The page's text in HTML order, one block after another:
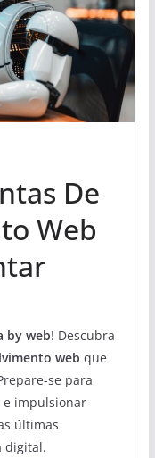
De
Web
by web! Descubra
web que
se para
e impulsionar
últimas
digital.